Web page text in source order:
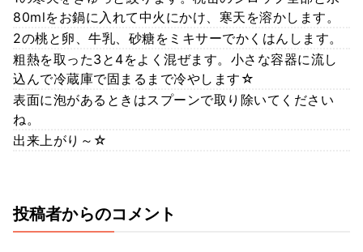
80mlをお鍋に入れて中火にかけ、寒天を溶かします。
2の桃と卵、牛乳、砂糖をミキサーでかくはんします。
粗熱を取った3と4をよく混ぜます。小さな容器に流し
込んで冷蔵庫で固まるまで冷やします☆
表面に泡があるときはスプーンで取り除いてください
ね。
出来上がり～☆
投稿者からのコメント